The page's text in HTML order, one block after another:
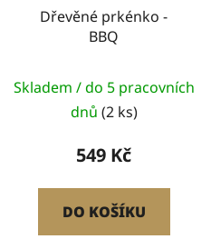
Dřevěné prkénko -
BBQ
Skladem / do 5 pracovních
dnů (2 ks)
549 Kč
DO KOŠÍKU